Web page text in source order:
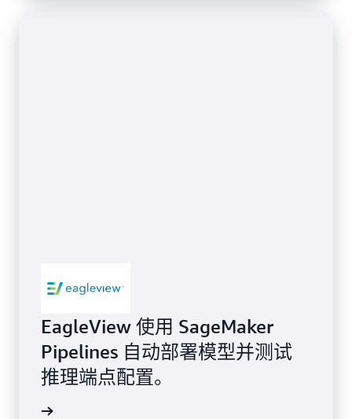
EagleView 使用 SageMaker
Pipelines 自动部署模型并测试
推理端点配置。